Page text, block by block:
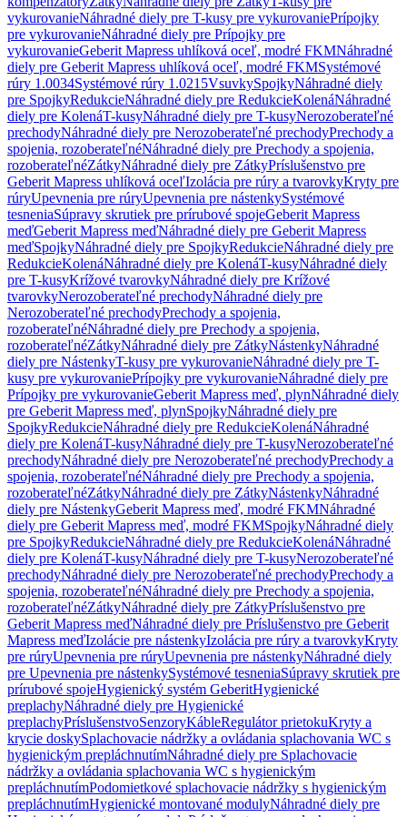
vykurovanieNáhradné diely pre T-kusy pre vykurovaniePrípojky
pre vykurovanieNáhradné diely pre Prípojky pre
vykurovanieGeberit Mapress uhlíková oceľ, modré FKMNáhradné
diely pre Geberit Mapress uhlíková oceľ, modré FKMSystémové
rúry 1.0034Systémové rúry 1.0215VsuvkySpojkyNáhradné diely
pre SpojkyRedukcieNáhradné diely pre RedukcieKolenáNáhradné
diely pre KolenáT-kusyNáhradné diely pre T-kusyNerozoberateľné
prechodyNáhradné diely pre Nerozoberateľné prechodyPrechody a
spojenia, rozoberateľnéNáhradné diely pre Prechody a spojenia,
rozoberateľnéZátkyNáhradné diely pre ZátkyPríslušenstvo pre
Geberit Mapress uhlíková oceľIzolácia pre rúry a tvarovkyKryty pre
rúryUpevnenia pre rúryUpevnenia pre nástenkySystémové
tesneniaSúpravy skrutiek pre prírubové spojeGeberit Mapress
meďGeberit Mapress meďNáhradné diely pre Geberit Mapress
meďSpojkyNáhradné diely pre SpojkyRedukcieNáhradné diely pre
RedukcieKolenáNáhradné diely pre KolenáT-kusyNáhradné diely
pre T-kusyKrížové tvarovkyNáhradné diely pre Krížové
tvarovkyNerozoberateľné prechodyNáhradné diely pre
Nerozoberateľné prechodyPrechody a spojenia,
rozoberateľnéNáhradné diely pre Prechody a spojenia,
rozoberateľnéZátkyNáhradné diely pre ZátkyNástenkyNáhradné
diely pre NástenkyT-kusy pre vykurovanieNáhradné diely pre T-
kusy pre vykurovaniePrípojky pre vykurovanieNáhradné diely pre
Prípojky pre vykurovanieGeberit Mapress meď, plynNáhradné diely
pre Geberit Mapress meď, plynSpojkyNáhradné diely pre
SpojkyRedukcieNáhradné diely pre RedukcieKolenáNáhradné
diely pre KolenáT-kusyNáhradné diely pre T-kusyNerozoberateľné
prechodyNáhradné diely pre Nerozoberateľné prechodyPrechody a
spojenia, rozoberateľnéNáhradné diely pre Prechody a spojenia,
rozoberateľnéZátkyNáhradné diely pre ZátkyNástenkyNáhradné
diely pre NástenkyGeberit Mapress meď, modré FKMNáhradné
diely pre Geberit Mapress meď, modré FKMSpojkyNáhradné diely
pre SpojkyRedukcieNáhradné diely pre RedukcieKolenáNáhradné
diely pre KolenáT-kusyNáhradné diely pre T-kusyNerozoberateľné
prechodyNáhradné diely pre Nerozoberateľné prechodyPrechody a
spojenia, rozoberateľnéNáhradné diely pre Prechody a spojenia,
rozoberateľnéZátkyNáhradné diely pre ZátkyPríslušenstvo pre
Geberit Mapress meďNáhradné diely pre Príslušenstvo pre Geberit
Mapress meďIzolácie pre nástenkyIzolácia pre rúry a tvarovkyKryty
pre rúryUpevnenia pre rúryUpevnenia pre nástenkyNáhradné diely
pre Upevnenia pre nástenkySystémové tesneniaSúpravy skrutiek pre
prírubové spojeHygienický systém GeberitHygienické
preplachyNáhradné diely pre Hygienické
preplachyPríslušenstvoSenzoryKábleRegulátor prietokuKryty a
krycie doskySplachovacie nádržky a ovládania splachovania WC s
hygienickým prepláchnutímNáhradné diely pre Splachovacie
nádržky a ovládania splachovania WC s hygienickým
prepláchnutímPodomietkové splachovacie nádržky s hygienickým
prepláchnutímHygienické montované modulyNáhradné diely pre